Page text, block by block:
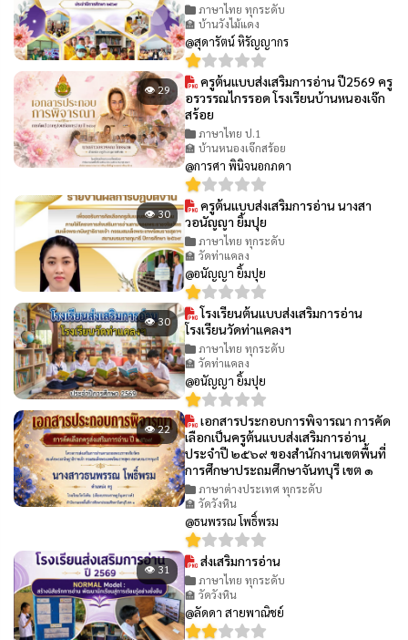
ภาษาไทย ทุกระดับ
🏫 บ้านวังไม้แดง
@สุดารัตน์ หิรัญญากร
👁 29
ครูต้นแบบส่งเสริมการอ่าน ปี2569 ครู
อรวรรณไกรรอด โรงเรียนบ้านหนองเจ๊ก
สร้อย
ภาษาไทย ป.1
🏫 บ้านหนองเจ๊กสร้อย
@การศา พินิจนอกภดา
👁 30
ครูต้นแบบส่งเสริมการอ่าน นางสา
วอนัญญา ยิ้มปุย
ภาษาไทย ทุกระดับ
🏫 วัดท่าแคลง
@อนัญญา ยิ้มปุย
👁 30
โรงเรียนต้นแบบส่งเสริมการอ่าน
โรงเรียนวัดท่าแคลงฯ
ภาษาไทย ทุกระดับ
🏫 วัดท่าแคลง
@อนัญญา ยิ้มปุย
👁 22
เอกสารประกอบการพิจารณา การคัด
เลือกเป็นครูต้นแบบส่งเสริมการอ่าน
ประจำปี ๒๕๖๙ ของสำนักงานเขตพื้นที่
การศึกษาประถมศึกษาจันทบุรี เขต ๑
ภาษาต่างประเทศ ทุกระดับ
🏫 วัดวังหิน
@ธนพรรณ โพธิ์พรม
👁 31 ส่งเสริมการอ่าน
ภาษาไทย ทุกระดับ
🏫 วัดวังหิน
@ลัดดา สายพาณิชย์